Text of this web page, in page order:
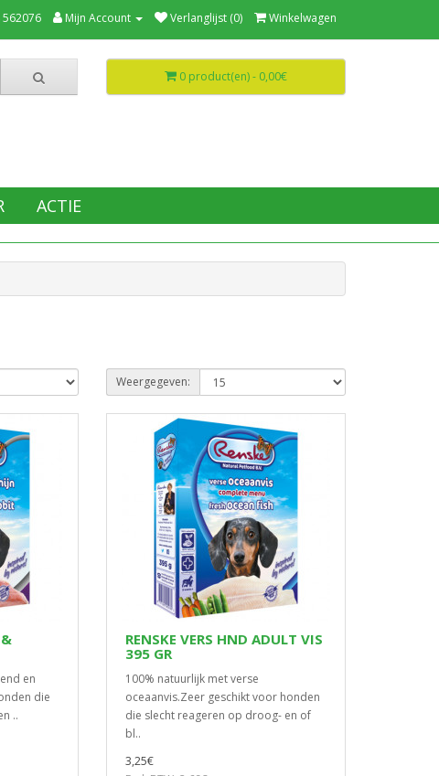
562076 Mijn Account Verlanglijst (0) Winkelwagen
0 product(en) - 0,00€
ACTIE
Weergegeven:
&
en
die
..
RENSKE VERS HND ADULT VIS
395 GR
100% natuurlijk met verse
oceaanvis.Zeer geschikt voor honden
die slecht reageren op droog- en of
bl..
3,25€